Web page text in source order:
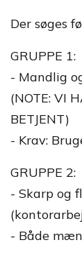
Der søges
GRUPPE 1:
- Mandlig
(NOTE: VI
BETJENT)
- Krav:
GRUPPE 2:
- Skarp og
- Både